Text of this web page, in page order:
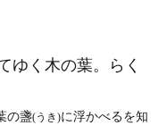
ゆく木の葉。らく
の盞(うき)に浮かべるを知